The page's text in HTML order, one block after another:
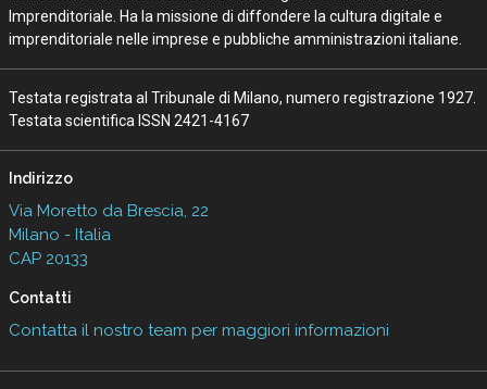
Imprenditoriale. Ha la missione di diffondere la cultura digitale e
imprenditoriale nelle imprese e pubbliche amministrazioni italiane.
Testata registrata al Tribunale di Milano, numero registrazione 1927.
Testata scientifica ISSN 2421-4167
Indirizzo
Via Moretto da Brescia, 22
Milano - Italia
CAP 20133
Contatti
Contatta il nostro team per maggiori informazioni